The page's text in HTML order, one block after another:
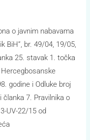
o javnim nabavama
BiH”, br. 49/04, 19/05,
25. stavak 1. točka
godine i Odluke broj
članka 7. Pravilnika o
UV-22/15 od